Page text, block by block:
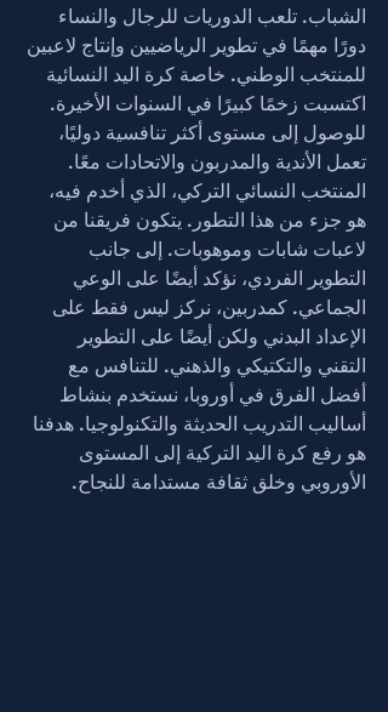
الشباب. تلعب الدوريات للرجال والنساء
دورًا مهمًا في تطوير الرياضيين وإنتاج لاعبين
للمنتخب الوطني. خاصة كرة اليد النسائية
اكتسبت زخمًا كبيرًا في السنوات الأخيرة.
للوصول إلى مستوى أكثر تنافسية دوليًا،
تعمل الأندية والمدربون والاتحادات معًا.
المنتخب النسائي التركي، الذي أخدم فيه،
هو جزء من هذا التطور. يتكون فريقنا من
لاعبات شابات وموهوبات. إلى جانب
التطوير الفردي، نؤكد أيضًا على الوعي
الجماعي. كمدربين، نركز ليس فقط على
الإعداد البدني ولكن أيضًا على التطوير
التقني والتكتيكي والذهني. للتنافس مع
أفضل الفرق في أوروبا، نستخدم بنشاط
أساليب التدريب الحديثة والتكنولوجيا. هدفنا
هو رفع كرة اليد التركية إلى المستوى
الأوروبي وخلق ثقافة مستدامة للنجاح.